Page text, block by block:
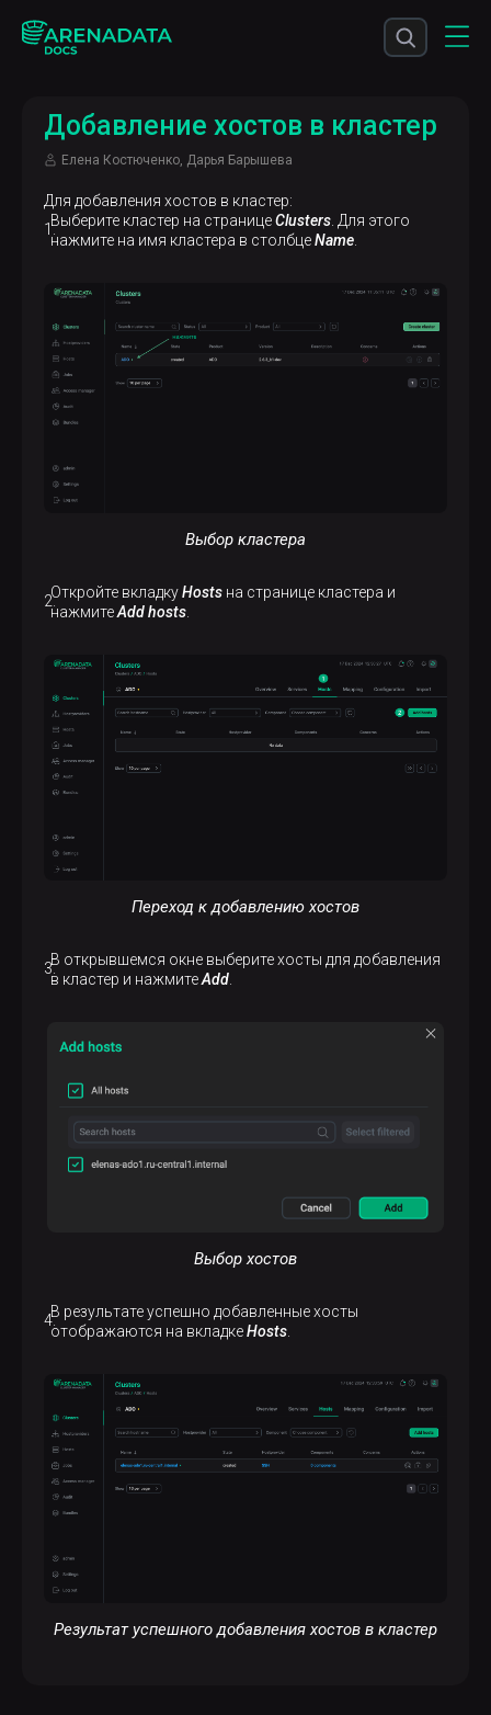
Добавление хостов в кластер
Елена Костюченко, Дарья Барышева
Для добавления хостов в кластер:
Выберите кластер на страницеClusters . Для этого
нажмите на имя кластера в столбцеName
Выбор кластера
Откройте вкладкуHosts на странице кластера и
нажмитеAdd hosts
Переход к добавлению хостов
В открывшемся окне выберите хосты для добавления
в кластер и нажмитеAdd.
Выбор хостов
В результате успешно добавленные хосты
отображаются на вкладкеHosts.
Результат успешного добавления хостов в кластер